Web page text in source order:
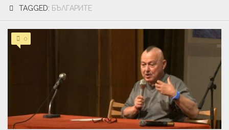
TAGGED: БЪЛГАРИТЕ
0